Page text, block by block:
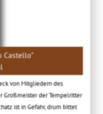
Castello"
von Mitgliedern des
Großmeister der Tempelritter
ist in Gefahr, drum bittet